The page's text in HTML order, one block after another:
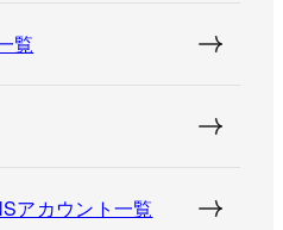
覧
アカウント一覧